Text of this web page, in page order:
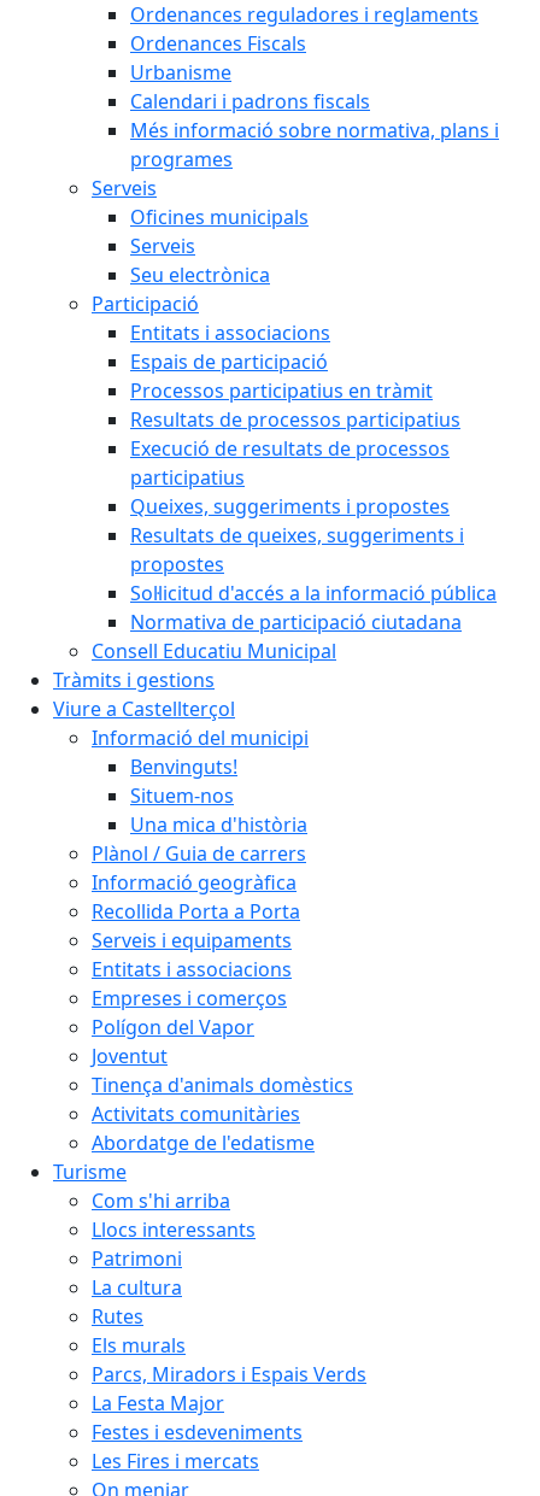
Ordenances reguladores i reglaments
Ordenances Fiscals
Urbanisme
Calendari i padrons fiscals
Més informació sobre normativa, plans i
programes
Serveis
Oficines municipals
Serveis
Seu electrònica
Participació
Entitats i associacions
Espais de participació
Processos participatius en tràmit
Resultats de processos participatius
Execució de resultats de processos
participatius
Queixes, suggeriments i propostes
Resultats de queixes, suggeriments i
propostes
Sol·licitud d'accés a la informació pública
Normativa de participació ciutadana
Consell Educatiu Municipal
Tràmits i gestions
Viure a Castellterçol
Informació del municipi
Benvinguts!
Situem-nos
Una mica d'història
Plànol / Guia de carrers
Informació geogràfica
Recollida Porta a Porta
Serveis i equipaments
Entitats i associacions
Empreses i comerços
Polígon del Vapor
Joventut
Tinença d'animals domèstics
Activitats comunitàries
Abordatge de l'edatisme
Turisme
Com s'hi arriba
Llocs interessants
Patrimoni
La cultura
Rutes
Els murals
Parcs, Miradors i Espais Verds
La Festa Major
Festes i esdeveniments
Les Fires i mercats
On menjar